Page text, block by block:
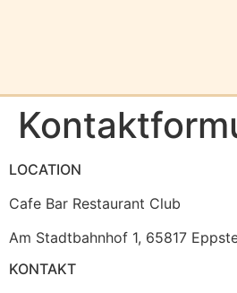
LOCATION
Cafe Bar Restaurant Club
Am Stadtbahnhof 1, 65817
KONTAKT